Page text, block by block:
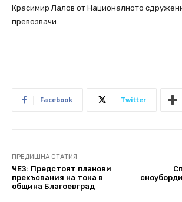
Красимир Лалов от Националното
превозвачи.
Facebook Twitter
ПРЕДИШНА СТАТИЯ
ЧЕЗ: Предстоят планови
прекъсвания на тока в
община Благоевград